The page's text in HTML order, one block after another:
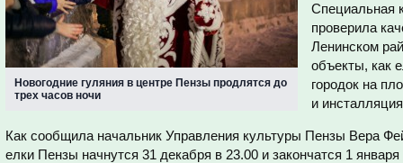
Новогодние гуляния в центре Пензы продлятся до
трех часов ночи
Специальная
проверила
Ленинском
объекты, как
городок на
и
Как сообщила начальник Управления культуры Пензы Вера
елки Пензы начнутся 31 декабря в 23.00 и закончатся 1